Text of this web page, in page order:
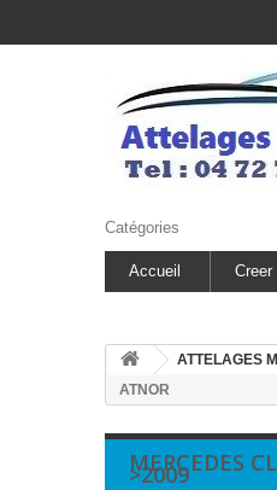
Catégories
Accueil
ATTELAGES
ATNOR
MERCEDES
>2009